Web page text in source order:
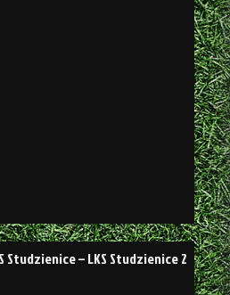
Studzienice – LKS Studzienice 2